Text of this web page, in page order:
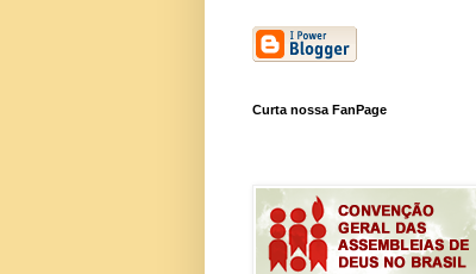
Curta nossa FanPage